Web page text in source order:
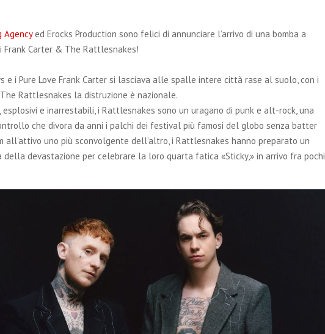
Agencyed Erocks Production sono felici di annunciare l’arrivo di una bomba a
Frank Carter & The Rattlesnakes!
e i Pure Love Frank Carter si lasciava alle spalle intere città rase al suolo, con i
Rattlesnakes la distruzione è nazionale.
esplosivi e inarrestabili, i Rattlesnakes sono un uragano di punk e alt-rock, una
che divora da anni i palchi dei festival più famosi del globo senza batter
all’attivo uno più sconvolgente dell’altro, i Rattlesnakes hanno preparato un
della devastazione per celebrare la loro quarta fatica «Sticky,» in arrivo fra pochi,